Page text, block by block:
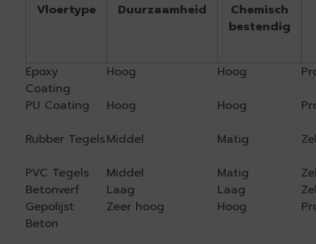
Vloertype Duurzaamheid
Chemisch
bestendig
Epoxy
Coating
Hoog Hoog
PU Coating
Hoog Hoog
Rubber TegelsMiddel Matig
PVC Tegels
Middel Matig
Betonverf
Laag Laag
Gepolijst
Beton
Zeer hoog Hoog